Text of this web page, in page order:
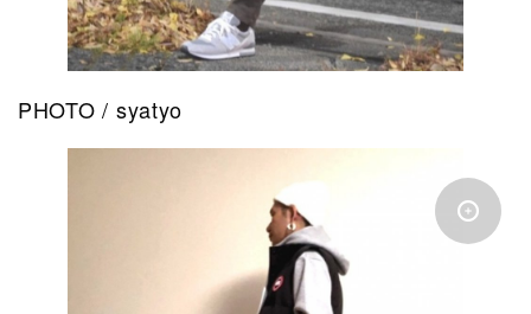
PHOTO / syatyo